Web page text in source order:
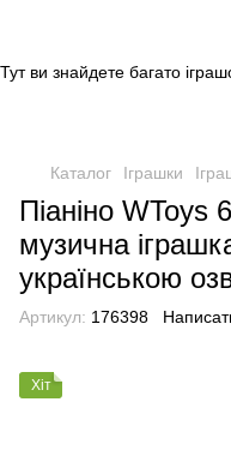
Магазин
Тут ви знайдете багато
Каталог Іграшки
Піаніно
музична
українською
Артикул: 176398
Хіт